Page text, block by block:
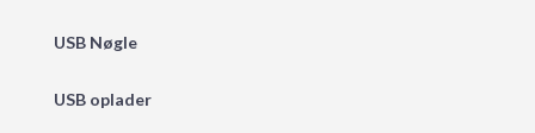
USB Nøgle
USB oplader